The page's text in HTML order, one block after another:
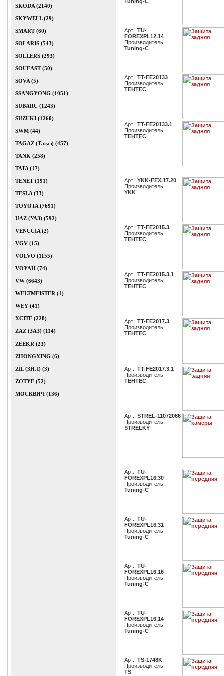
SKODA (2140)
SKYWELL (29)
SMART (60)
SOLARIS (543)
SOLLERS (293)
SOUEAST (50)
SOVA (5)
SSANGYONG (1051)
SUBARU (1243)
SUZUKI (1260)
SWM (44)
TAGAZ (Тагаз) (457)
TANK (258)
TATA (17)
TENET (191)
TESLA (33)
TOYOTA (7691)
UAZ (УАЗ) (592)
VENUCIA (2)
VGV (15)
VOLVO (1155)
VOYAH (74)
VW (6643)
WELTMEISTER (1)
WEY (41)
XCITE (228)
ZAZ (ЗАЗ) (114)
ZEEKR (23)
ZHONGXING (6)
ZIL (ЗИЛ) (3)
ZOTYE (52)
МОСКВИЧ (136)
Арт.: TU-
FOREXPL12.14
Производитель:
Tuning-C
Арт.: TT-FE20133
Производитель:
TEHTEC
Арт.: TT-FE20133.1
Производитель:
TEHTEC
Арт.: YKK-FEX.17.20
Производитель:
YKK
Арт.: TT-FE2015.3
Производитель:
TEHTEC
Арт.: TT-FE2015.3.1
Производитель:
TEHTEC
Арт.: TT-FE2017.3
Производитель:
TEHTEC
Арт.: TT-FE2017.3.1
Производитель:
TEHTEC
Арт.: STREL-11072066
Производитель:
STRELKY
Арт.: TU-
FOREXPL16.30
Производитель:
Tuning-C
Арт.: TU-
FOREXPL16.31
Производитель:
Tuning-C
Арт.: TU-
FOREXPL16.16
Производитель:
Tuning-C
Арт.: TU-
FOREXPL16.14
Производитель:
Tuning-C
Арт.: TS-1748K
Производитель:
TS